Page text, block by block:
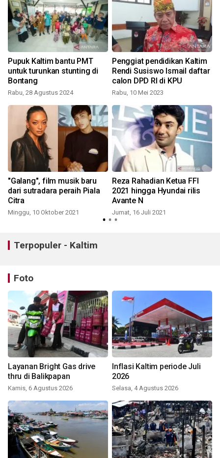
Pupuk Kaltim bantu PMT
untuk turunkan stunting di
Bontang
Rabu, 28 Agustus 2024
Penggiat pendidikan Kaltim
Rendi Susiswo Ismail daftar
calon DPD RI di KPU
Rabu, 10 Mei 2023
"Galang", film musik baru
dari sutradara peraih Piala
Citra
Minggu, 10 Oktober 2021
Reza Rahadian Ketua FFI
2021 hingga Hyundai rilis
Avante N
Jumat, 16 Juli 2021
Terpopuler - Kaltim
Foto
Layanan Bright Gas drive
thru di Balikpapan
Kamis, 6 Agustus 2026
Inflasi Kaltim periode Juli
2026
Selasa, 4 Agustus 2026